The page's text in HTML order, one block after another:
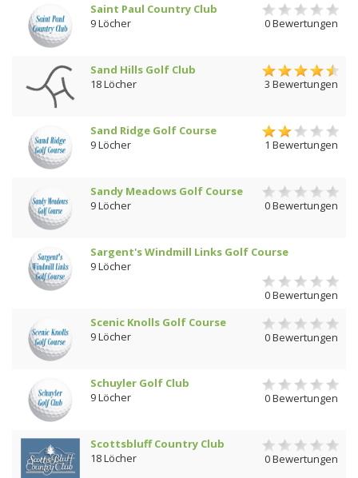
Saint Paul Country Club
9 Löcher
0 Bewertungen
Sand Hills Golf Club
18 Löcher
3 Bewertungen
Sand Ridge Golf Course
9 Löcher
1 Bewertungen
Sandy Meadows Golf Course
9 Löcher
0 Bewertungen
Sargent's Windmill Links Golf Course
9 Löcher
0 Bewertungen
Scenic Knolls Golf Course
9 Löcher
0 Bewertungen
Schuyler Golf Club
9 Löcher
0 Bewertungen
Scottsbluff Country Club
18 Löcher
0 Bewertungen